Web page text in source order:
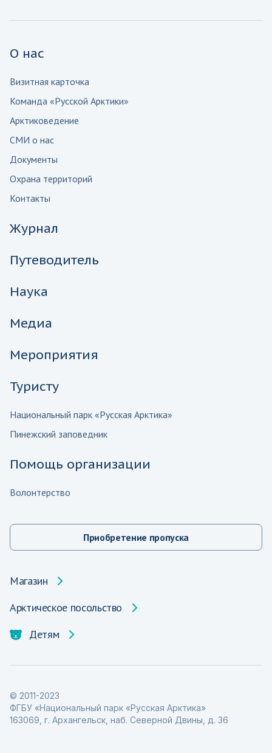
О нас
Визитная карточка
Команда «Русской Арктики»
Арктиковедение
СМИ о нас
Документы
Охрана территорий
Контакты
Журнал
Путеводитель
Наука
Медиа
Мероприятия
Туристу
Национальный парк «Русская Арктика»
Пинежский заповедник
Помощь организации
Волонтерство
Приобретение пропуска
Магазин
Арктическое посольство
Детям
© 2011-2023
ФГБУ «Национальный парк «Русская Арктика»
163069, г. Архангельск, наб. Северной Двины, д. 36